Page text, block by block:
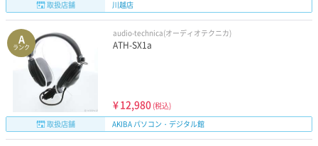
取扱店舗 川越店
A
ランク
audio-technica(オーディオテクニカ)
ATH-SX1a
¥12,980 (税込)
取扱店舗
AKIBA パソコン・デジタル館